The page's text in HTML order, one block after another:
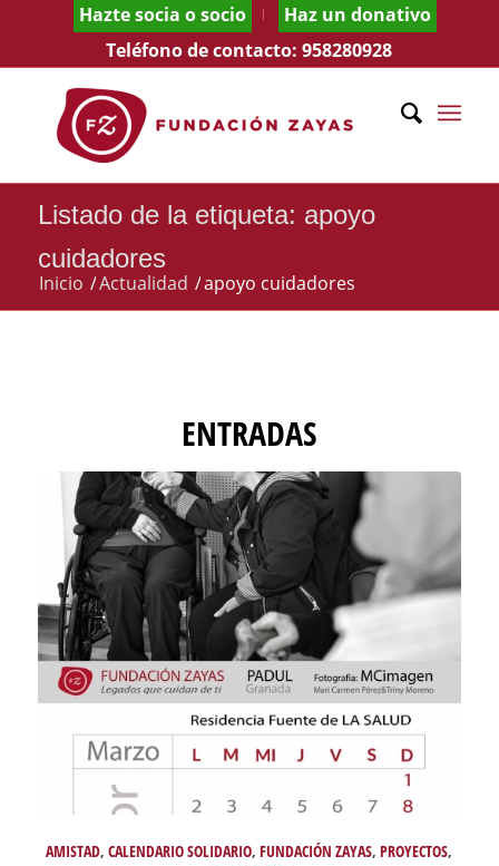
Hazte socia o socio
Haz un donativo
Teléfono de contacto:958280928
Listado de la etiqueta: apoyo
cuidadores
Inicio /Actualidad /apoyo cuidadores
ENTRADAS
AMISTAD,CALENDARIO SOLIDARIO,FUNDACIÓN ZAYAS,PROYECTOS,